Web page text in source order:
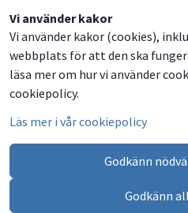
Vi använder kakor
Vi använder kakor (cookies),
webbplats för att den ska
läsa mer om hur vi använder
cookiepolicy.
Läs mer i vår cookiepolicy
Godkänn
Godkänn
Dela
på
Facebook
Dela
på
Twitter
Dela
på
LinkedIn
Dela
via
email